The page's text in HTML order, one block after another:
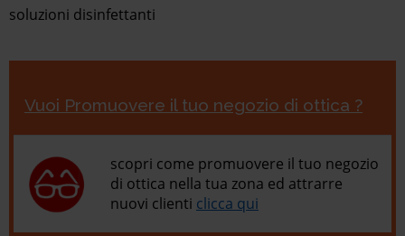
soluzioni disinfettanti
Vuoi Promuovere il tuo negozio di ottica ?
scopri come promuovere il tuo negozio
di ottica nella tua zona ed attrarre
nuovi clienti clicca qui